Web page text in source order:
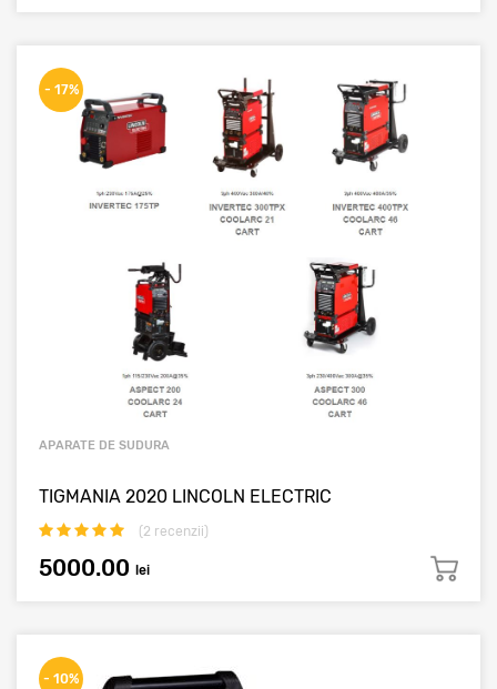
- 17%
APARATE DE SUDURA
TIGMANIA 2020 LINCOLN ELECTRIC
(2 recenzii)
5000.00 lei
- 10%